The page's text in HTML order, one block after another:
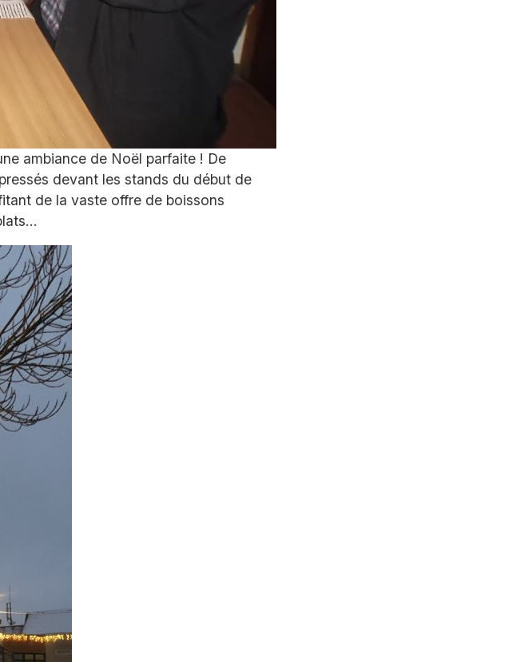
ambiance de Noël parfaite ! De
devant les stands du début de
de la vaste offre de boissons